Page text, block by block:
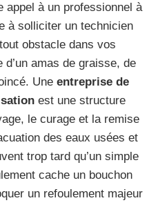
appel à un professionnel à
à solliciter un technicien
obstacle dans vos
d’un amas de graisse, de
Une entreprise de
est une structure
le curage et la remise
des eaux usées et
trop tard qu’un simple
cache un bouchon
un refoulement majeur